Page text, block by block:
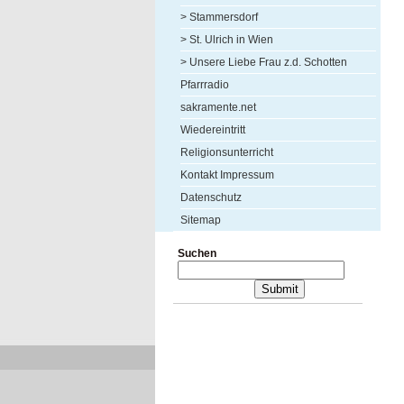
> Stammersdorf
> St. Ulrich in Wien
> Unsere Liebe Frau z.d. Schotten
Pfarrradio
sakramente.net
Wiedereintritt
Religionsunterricht
Kontakt Impressum
Datenschutz
Sitemap
Suchen